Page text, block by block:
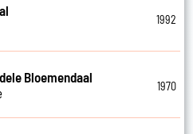
1992
Bloemendaal
1970